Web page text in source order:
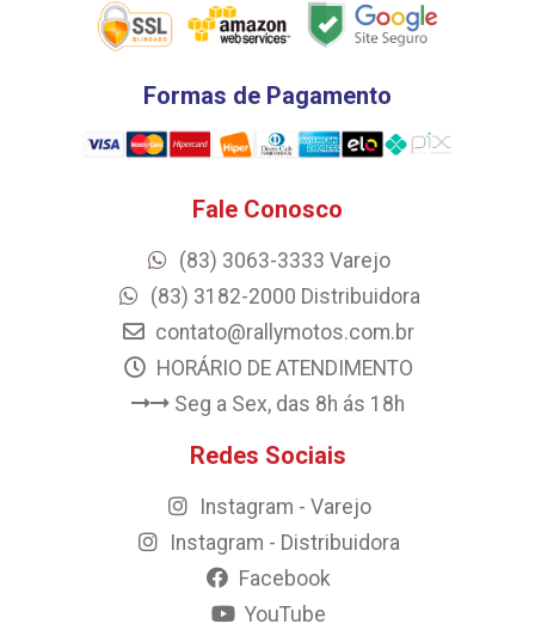
Formas de Pagamento
Fale Conosco
(83) 3063-3333 Varejo
(83) 3182-2000 Distribuidora
contato@rallymotos.com.br
HORÁRIO DE ATENDIMENTO
Seg a Sex, das 8h ás 18h
Redes Sociais
Instagram - Varejo
Instagram - Distribuidora
Facebook
YouTube